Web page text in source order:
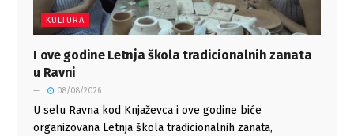
KULTURA
I ove godine Letnja škola tradicionalnih zanata
u Ravni
08/08/2026
U selu Ravna kod Knjaževca i ove godine biće
organizovana Letnja škola tradicionalnih zanata,